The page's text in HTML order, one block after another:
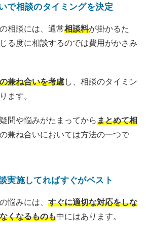
で相談のタイミングを決定
相談には、通常相談料が掛かるた
る度に相談するのでは費用がかさみ
兼ね合いを考慮し、相談のタイミン
ます。
問や悩みがたまってからまとめて相
兼ね合いにおいては方法の一つで
実施してればすぐがベスト
悩みには、 すぐに適切な対応をしな
くなるものも中にはあります。